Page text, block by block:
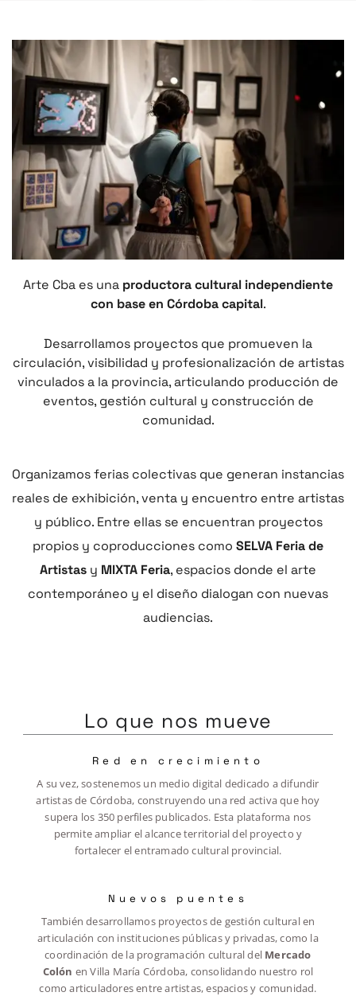
Arte Cba es una productora cultural independiente
con base en Córdoba capital.
Desarrollamos proyectos que promueven la
circulación, visibilidad y profesionalización de artistas
vinculados a la provincia, articulando producción de
eventos, gestión cultural y construcción de
comunidad.
Organizamos ferias colectivas que generan instancias
reales de exhibición, venta y encuentro entre artistas
y público. Entre ellas se encuentran proyectos
propios y coproducciones como SELVA Feria de
Artistas y MIXTA Feria, espacios donde el arte
contemporáneo y el diseño dialogan con nuevas
audiencias.
Lo que nos mueve
Red en crecimiento
A su vez, sostenemos un medio digital dedicado a difundir
artistas de Córdoba, construyendo una red activa que hoy
supera los 350 perfiles publicados. Esta plataforma nos
permite ampliar el alcance territorial del proyecto y
fortalecer el entramado cultural provincial.
Nuevos puentes
También desarrollamos proyectos de gestión cultural en
articulación con instituciones públicas y privadas, como la
coordinación de la programación cultural del Mercado
Colón en Villa María Córdoba, consolidando nuestro rol
como articuladores entre artistas, espacios y comunidad.